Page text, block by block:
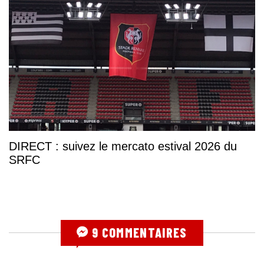
DIRECT : suivez le mercato estival 2026 du
SRFC
9 COMMENTAIRES